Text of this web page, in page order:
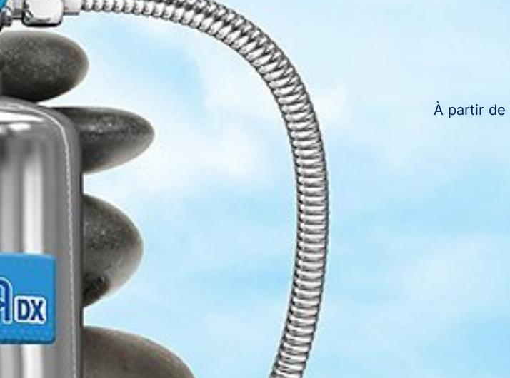
À partir de